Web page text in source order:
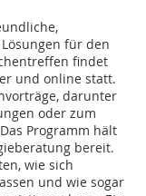
für den
findet
und online statt.
darunter
oder zum
Programm hält
bereit.
wie sich
und wie sogar